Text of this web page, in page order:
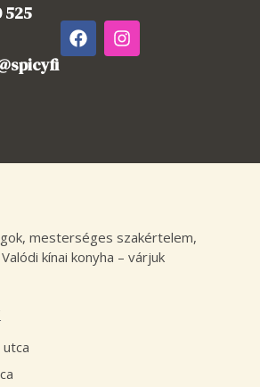
525
F
a
c
I
n
s
m
mesterséges szakértelem,
kínai konyha – várjuk
utca